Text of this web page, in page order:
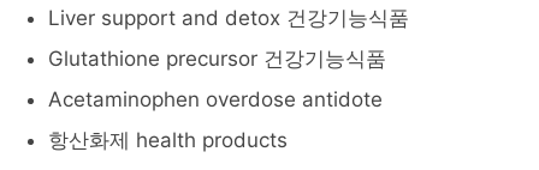
Liver support and detox 건강기능식품
Glutathione precursor 건강기능식품
Acetaminophen overdose antidote
항산화제 health products